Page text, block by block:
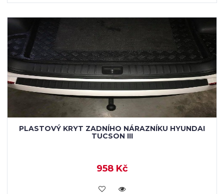
PLASTOVÝ KRYT ZADNÍHO NÁRAZNÍKU HYUNDAI
TUCSON III
958 Kč
KOUPIT